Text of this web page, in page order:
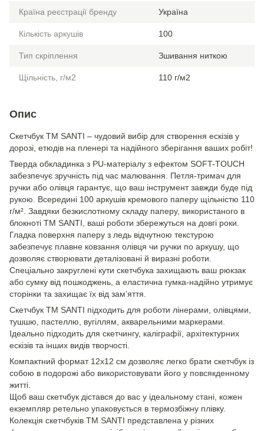
Країна реєстрації бренду Україна
Кількість аркушів 100
Тип скріплення Зшивання ниткою
Щільність, г/м2 110 г/м2
Опис
Скетчбук ТМ SANTI – чудовий вибір для створення ескізів у
дорозі, етюдів на пленері та надійного зберігання ваших робіт!
Тверда обкладинка з PU-матеріалу з ефектом SOFT-TOUCH
забезпечує зручність під час малювання. Петля-тримач для
ручки або олівця гарантує, що ваш інструмент завжди буде під
рукою. Всередині 100 аркушів кремового паперу щільністю 110
г/м². Завдяки безкислотному складу паперу, використаного в
блокноті ТМ SANTI, ваші роботи збережуться на довгі роки.
Гладка поверхня паперу з ледь відчутною текстурою
забезпечує плавне ковзання олівця чи ручки по аркушу, що
дозволяє створювати деталізовані й виразні роботи.
Спеціально закруглені кути скетчбука захищають ваш рюкзак
або сумку від пошкоджень, а еластична гумка-надійно утримує
сторінки та захищає їх від зам’яття.
Скетчбук ТМ SANTI підходить для роботи лінерами, олівцями,
тушшю, пастеллю, вугіллям, акварельними маркерами.
Ідеально підходить для скетчингу, каліграфії, архітектурних
ескізів та інших видів творчості.
Компактний формат 12х12 см дозволяє легко брати скетчбук із
собою в подорожі або використовувати його у повсякденному
житті.
Щоб ваш скетчбук дістався до вас у ідеальному стані, кожен
екземпляр ретельно упаковується в термозбіжну плівку.
Колекція скетчбуків ТМ SANTI представлена у різних